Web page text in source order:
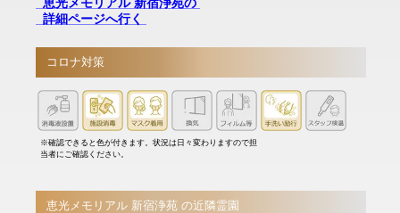
詳細ページへ行く
コロナ対策
※確認できると色が付きます。状況は日々変わりますので担
当者にご確認ください。
恵光メモリアル 新宿浄苑 の近隣霊園